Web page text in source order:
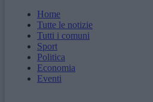
Home
Tutte le notizie
Tutti i comuni
Sport
Politica
Economia
Eventi